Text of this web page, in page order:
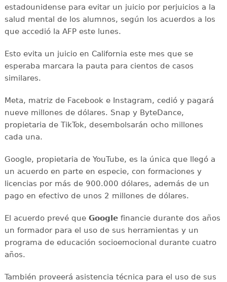
estadounidense para evitar un juicio por perjuicios a la
salud mental de los alumnos, según los acuerdos a los
que accedió la AFP este lunes.
Esto evita un juicio en California este mes que se
esperaba marcara la pauta para cientos de casos
similares.
Meta, matriz de Facebook e Instagram, cedió y pagará
nueve millones de dólares. Snap y ByteDance,
propietaria de TikTok, desembolsarán ocho millones
cada una.
Google, propietaria de YouTube, es la única que llegó a
un acuerdo en parte en especie, con formaciones y
licencias por más de 900.000 dólares, además de un
pago en efectivo de unos 2 millones de dólares.
El acuerdo prevé queGooglefinancie durante dos años
un formador para el uso de sus herramientas y un
programa de educación socioemocional durante cuatro
años.
También proveerá asistencia técnica para el uso de sus